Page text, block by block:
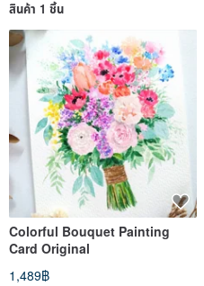
สินค้า 1 ชิ้น
Colorful Bouquet Painting
Card Original
1,489฿